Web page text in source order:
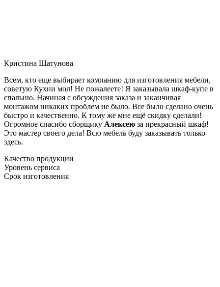
Кристина Шатунова
Всем, кто еще выбирает компанию для изготовления мебели,
советую Кухни мол! Не пожалеете! Я заказывала шкаф-купе в
спальню. Начиная с обсуждения заказа и заканчивая
монтажом никаких проблем не было. Все было сделано очень
быстро и качественно. К тому же мне ещё скидку сделали!
Огромное спасибо сборщику Алексею за прекрасный шкаф!
Это мастер своего дела! Всю мебель буду заказывать только
здесь.
Качество продукции
Уровень сервиса
Срок изготовления